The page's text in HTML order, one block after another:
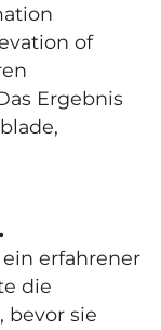
of
Ergebnis
erfahrener
die
bevor sie